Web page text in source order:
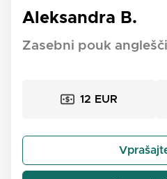
Aleksandra B.
Zasebni pouk
12 EUR